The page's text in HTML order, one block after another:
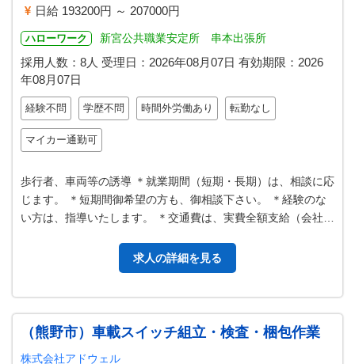
日給 193200円 ～ 207000円
ハローワーク 新宮公共職業安定所 串本出張所
採用人数：8人 受理日： 2026年08月07日 有効期限： 2026
年08月07日
経験不問 学歴不問 時間外労働あり 転勤なし
マイカー通勤可
歩行者、車両等の誘導 ＊就業期間（短期・長期）は、相談に応
じます。 ＊短期間御希望の方も、御相談下さい。 ＊経験のな
い方は、指導いたします。 ＊交通費は、実費全額支給（会社指
求人の詳細を見る
（熊野市）車載スイッチ組立・検査・梱包作業
株式会社アドウェル